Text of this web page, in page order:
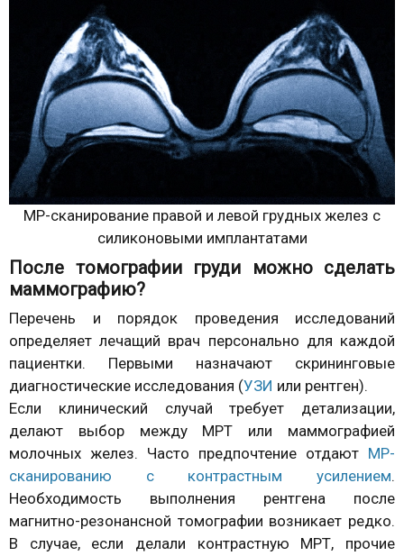
МР-сканирование правой и левой грудных желез с
силиконовыми имплантатами
После томографии груди можно сделать
маммографию?
Перечень и порядок проведения исследований
определяет лечащий врач персонально для каждой
пациентки. Первыми назначают скрининговые
диагностические исследования (УЗИ или рентген).
Если клинический случай требует детализации,
делают выбор между МРТ или маммографией
молочных желез. Часто предпочтение отдают МР-
сканированию с контрастным усилением.
Необходимость выполнения рентгена после
магнитно-резонансной томографии возникает редко.
В случае, если делали контрастную МРТ, прочие